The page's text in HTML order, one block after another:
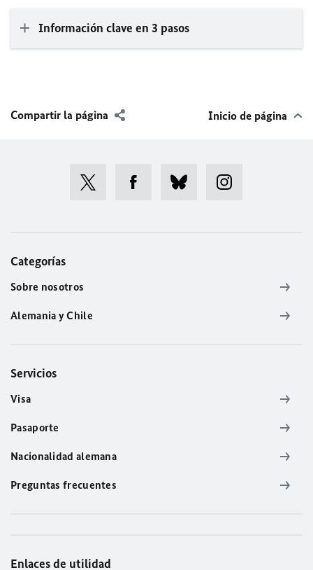
Información clave en 3 pasos
Compartir la página Inicio de página
Categorías
Sobre nosotros
Alemania y Chile
Servicios
Visa
Pasaporte
Nacionalidad alemana
Preguntas frecuentes
Enlaces de utilidad